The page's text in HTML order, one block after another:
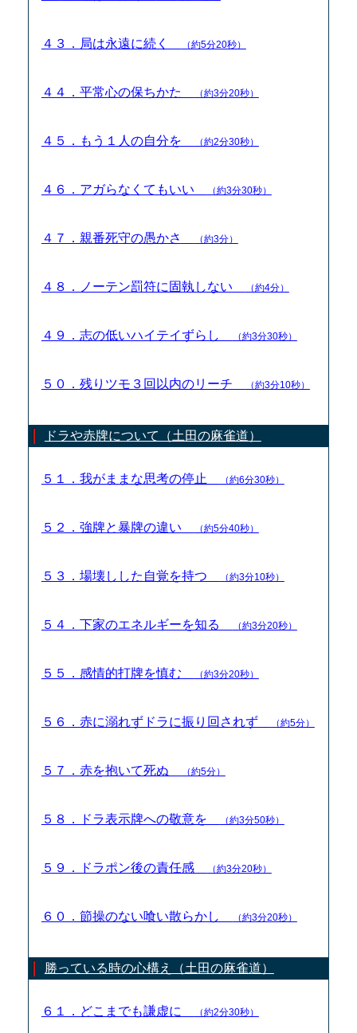
４３．局は永遠に続く （約5分20秒）
４４．平常心の保ちかた （約3分20秒）
４５．もう１人の自分を （約2分30秒）
４６．アガらなくてもいい （約3分30秒）
４７．親番死守の愚かさ （約3分）
４８．ノーテン罰符に固執しない （約4分）
４９．志の低いハイテイずらし （約3分30秒）
５０．残りツモ３回以内のリーチ （約3分10秒）
ドラや赤牌について（土田の麻雀道）
５１．我がままな思考の停止 （約6分30秒）
５２．強牌と暴牌の違い （約5分40秒）
５３．場壊しした自覚を持つ （約3分10秒）
５４．下家のエネルギーを知る （約3分20秒）
５５．感情的打牌を慎む （約3分20秒）
５６．赤に溺れずドラに振り回されず （約5分）
５７．赤を抱いて死ぬ （約5分）
５８．ドラ表示牌への敬意を （約3分50秒）
５９．ドラポン後の責任感 （約3分20秒）
６０．節操のない喰い散らかし （約3分20秒）
勝っている時の心構え（土田の麻雀道）
６１．どこまでも謙虚に （約2分30秒）